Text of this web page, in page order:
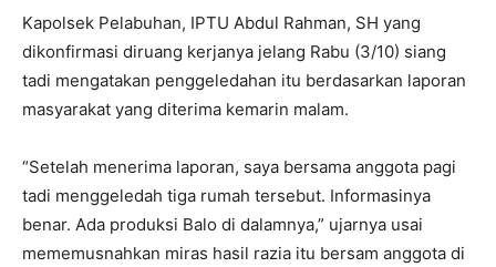
Kapolsek Pelabuhan, IPTU Abdul Rahman, SH yang
dikonfirmasi diruang kerjanya jelang Rabu (3/10) siang
tadi mengatakan penggeledahan itu berdasarkan laporan
masyarakat yang diterima kemarin malam.
“Setelah menerima laporan, saya bersama anggota pagi
tadi menggeledah tiga rumah tersebut. Informasinya
benar. Ada produksi Balo di dalamnya,” ujarnya usai
mememusnahkan miras hasil razia itu bersam anggota di